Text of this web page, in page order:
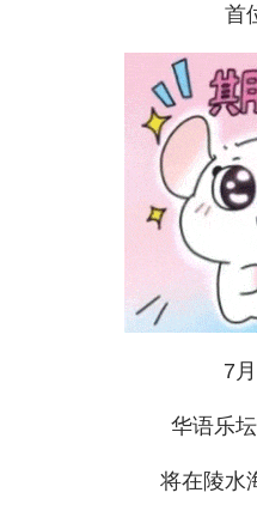
首位
7月
华语乐坛
将在陵水海